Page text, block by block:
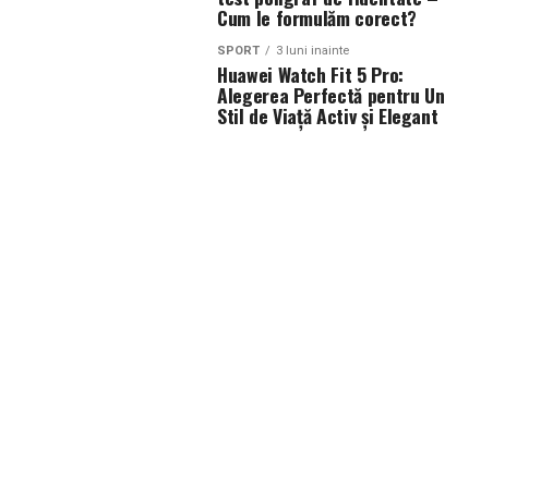
Cum le formulăm corect?
SPORT 3 luni inainte
Huawei Watch Fit 5 Pro:
Alegerea Perfectă pentru Un
Stil de Viață Activ și Elegant